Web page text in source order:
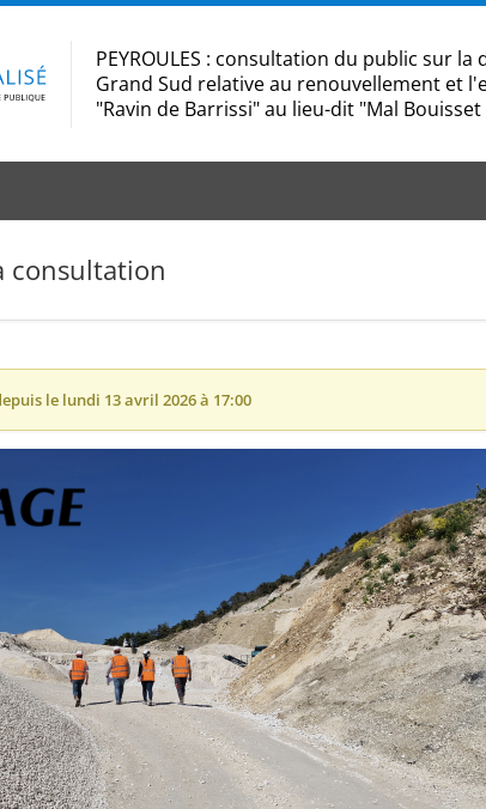
PEYROULES : consultation du public sur
Grand Sud relative au renouvellement et
"Ravin de Barrissi" au lieu-dit "Mal
consultation
le lundi 13 avril 2026 à 17:00